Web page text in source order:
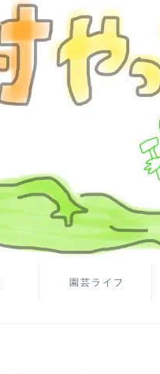
園芸ライフ